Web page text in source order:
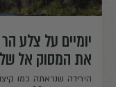
יומיים על צלע
את המסוק אל